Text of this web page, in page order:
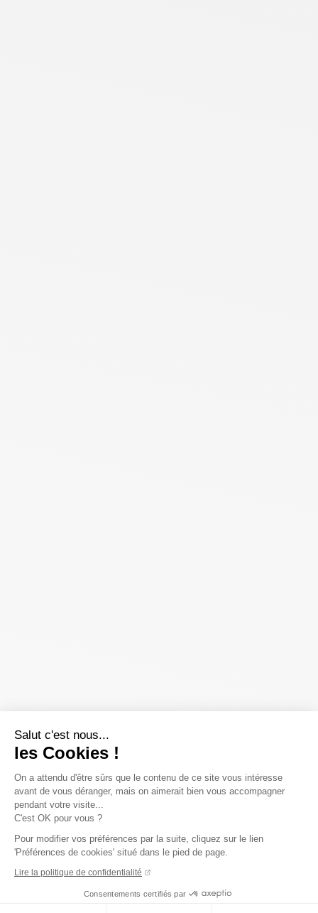
Salut c'est nous...
les Cookies !
On a attendu d'être sûrs que le contenu de ce site vous intéresse
avant de vous déranger, mais on aimerait bien vous accompagner
pendant votre visite...
C'est OK pour vous ?
Pour modifier vos préférences par la suite, cliquez sur le lien
'Préférences de cookies' situé dans le pied de page.
Lire la politique de confidentialité
Consentements certifiés par